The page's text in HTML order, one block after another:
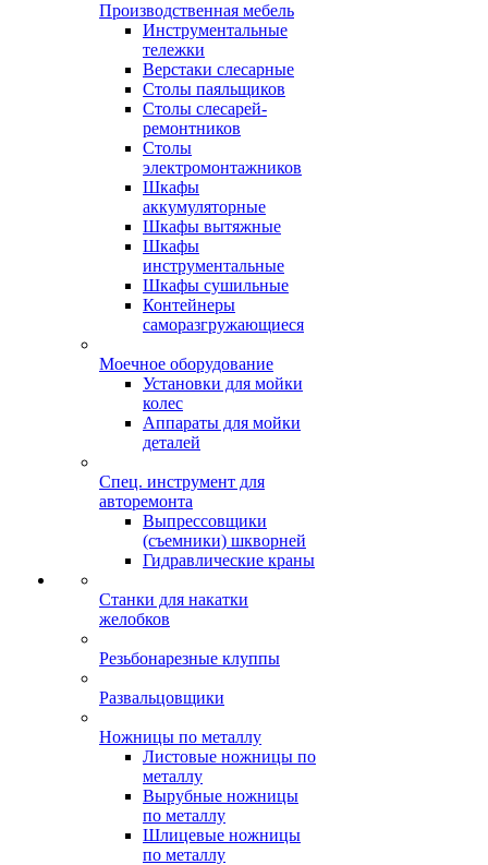
Производственная мебель
Инструментальные
тележки
Верстаки слесарные
Столы паяльщиков
Столы слесарей-
ремонтников
Столы
электромонтажников
Шкафы
аккумуляторные
Шкафы вытяжные
Шкафы
инструментальные
Шкафы сушильные
Контейнеры
саморазгружающиеся
Моечное оборудование
Установки для мойки
колес
Аппараты для мойки
деталей
Спец. инструмент для
авторемонта
Выпрессовщики
(съемники) шкворней
Гидравлические краны
Станки для накатки
желобков
Резьбонарезные клуппы
Развальцовщики
Ножницы по металлу
Листовые ножницы по
металлу
Вырубные ножницы
по металлу
Шлицевые ножницы
по металлу